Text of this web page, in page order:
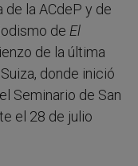
de la ACdeP y de
de El
de la última
donde inició
Seminario de San
el 28 de julio